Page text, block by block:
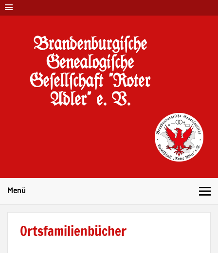
Brandenburgi#che
Genealogi#che
Ge#ell#chaft "Roter
Adler" e. V.
Menü
Ortsfamilienbücher